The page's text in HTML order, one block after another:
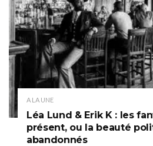
A LA UNE
Léa Lund & Erik K : les
présent, ou la beauté
abandonnés